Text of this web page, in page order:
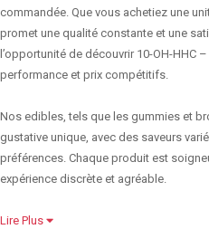
commandée. Que vous achetiez une
promet une qualité constante et une
l’opportunité de découvrir 10-OH-HHC
performance et prix compétitifs.
Nos edibles, tels que les gummies et
gustative unique, avec des saveurs
préférences. Chaque produit est
expérience discrète et agréable.
Lire Plus